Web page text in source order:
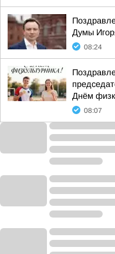
Думы
08:24
Днём
08:07